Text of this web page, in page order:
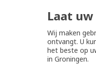
Laat
Wij maken
ontvangt. U
het beste op
in Groningen.